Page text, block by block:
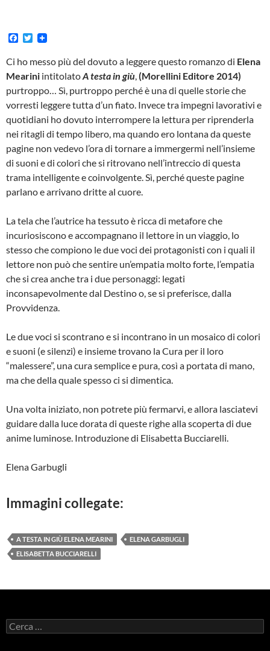
F
c
e
b
o
o
k
T
t
t
r
Ci ho messo più del dovuto a leggere questo romanzo di Elena
Mearini intitolatoA testa in giù (Morellini Editore 2014)
purtroppo… Sì, purtroppo perché è una di quelle storie che
vorresti leggere tutta d’un fiato. Invece tra impegni lavorativi e
quotidiani ho dovuto interrompere la lettura per riprenderla
nei ritagli di tempo libero, ma quando ero lontana da queste
pagine non vedevo l’ora di tornare a immergermi nell’insieme
di suoni e di colori che si ritrovano nell’intreccio di questa
trama intelligente e coinvolgente. Sì, perché queste pagine
parlano e arrivano dritte al cuore.
La tela che l’autrice ha tessuto è ricca di metafore che
incuriosiscono e accompagnano il lettore in un viaggio, lo
stesso che compiono le due voci dei protagonisti con i quali il
lettore non può che sentire un’empatia molto forte, l’empatia
che si crea anche tra i due personaggi: legati
inconsapevolmente dal Destino o, se si preferisce, dalla
Provvidenza.
Le due voci si scontrano e si incontrano in un mosaico di colori
e suoni (e silenzi) e insieme trovano la Cura per il loro
“malessere”, una cura semplice e pura, così a portata di mano,
ma che della quale spesso ci si dimentica.
Una volta iniziato, non potrete più fermarvi, e allora lasciatevi
guidare dalla luce dorata di queste righe alla scoperta di due
anime luminose. Introduzione di Elisabetta Bucciarelli.
Elena Garbugli
Immagini collegate:
A TESTA IN GIÙ ELENA MEARINI
ELENA GARBUGLI
ELISABETTA BUCCIARELLI
Ricerca
per: